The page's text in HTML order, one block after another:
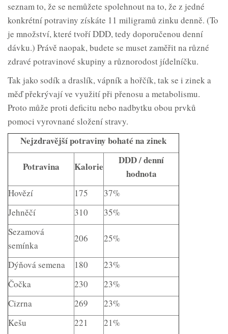
seznam to, že se nemůžete spolehnout na to, že z jedné
konkrétní potraviny získáte 11 miligramů zinku denně. (To
je množství, které tvoří DDD, tedy doporučenou denní
dávku.) Právě naopak, budete se muset zaměřit na různé
zdravé potravinové skupiny a různorodost jídelníčku.
Tak jako sodík a draslík, vápník a hořčík, tak se i zinek a
měď překrývají ve využití při přenosu a metabolismu.
Proto může proti deficitu nebo nadbytku obou prvků
pomoci vyrovnané složení stravy.
Nejzdravější potraviny bohaté na zinek
Potravina Kalorie
DDD / denní
hodnota
Hovězí 175
37%
Jehněčí
310
35%
Sezamová
semínka
206 25%
Dýňová semena 180
23%
Čočka
230
23%
Cizrna
269
23%
Kešu
221
21%